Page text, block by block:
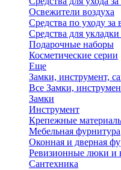
Освежители воздуха
Средства по уходу за
Средства для
Подарочные наборы
Косметические серии
Еще
Замки, инструмент,
Все Замки,
Замки
Инструмент
Крепежные
Мебельная фурнитура
Оконная и дверная
Ревизионные люки и
Сантехника